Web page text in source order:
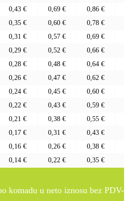
0,43 € 0,69 € 0,86 €
0,35 € 0,60 € 0,78 €
0,31 € 0,57 € 0,69 €
0,29 € 0,52 € 0,66 €
0,28 € 0,48 € 0,64 €
0,26 € 0,47 € 0,62 €
0,24 € 0,45 € 0,60 €
0,22 € 0,43 € 0,59 €
0,21 € 0,38 € 0,55 €
0,17 € 0,31 € 0,43 €
0,16 € 0,26 € 0,38 €
0,14 € 0,22 € 0,35 €
komadu u neto iznosu bez PDV-